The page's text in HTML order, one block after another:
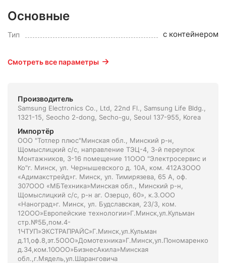
Основные
Тип с контейнером
Смотреть все параметры
Производитель
Samsung Electronics Co., Ltd, 22nd Fl., Samsung Life Bldg.,
1321-15, Seocho 2-dong, Secho-gu, Seoul 137-955, Korea
Импортёр
ООО "Тотлер плюс"Минская обл., Минский р-н,
Щомыслицкий с/с, направление ТЭЦ-4, 3-й переулок
Монтажников, 3-16 помещение 11ООО "Электросервис и
Ко"г. Минск, ул. Чернышевского д. 10А, ком. 412А3ООО
«Адимакстрейд»г. Минск, ул. Тимирязева, 65 А, оф.
307ООО «МБТехника»Минская обл., Минский р-н,
Щомыслицкий с/с, р-н аг. Озерцо, 60», к.3.ООО
«Наноград»г. Минск, ул. Будславская, 23/3, ком.
12ООО»Европейские технологии»Г.Минск,ул.Кульман
стр.№5Б,пом.4-
1ЧТУП»ЭКСТРАПРАЙС»Г.Минск,ул.Кульман
д.11,оф.8,эт.5ООО»Домотехника»Г.Минск,ул.Пономаренко
д.34,ком.10ООО»БизнесАкила»Минская
обл.,г.Мядель,ул.Шаранговича